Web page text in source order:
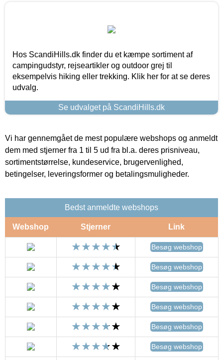
Hos ScandiHills.dk finder du et kæmpe sortiment af
campingudstyr, rejseartikler og outdoor grej til
eksempelvis hiking eller trekking. Klik her for at se deres
udvalg.
Se udvalget på ScandiHills.dk
Vi har gennemgået de mest populære webshops og anmeldt
dem med stjerner fra 1 til 5 ud fra bl.a. deres prisniveau,
sortimentstørrelse, kundeservice, brugervenlighed,
betingelser, leveringsformer og betalingsmuligheder.
Bedst anmeldte webshops
Webshop Stjerner Link
Besøg webshop
Besøg webshop
Besøg webshop
Besøg webshop
Besøg webshop
Besøg webshop